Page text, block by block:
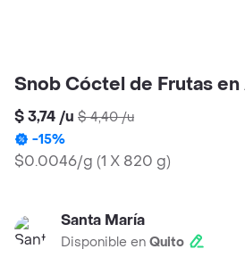
Snob Cóctel de Frutas
$ 3,74 /u $ 4,40/u
-15%
$0.0046/g (1 X 820 g)
Santa María
Disponible en Quito